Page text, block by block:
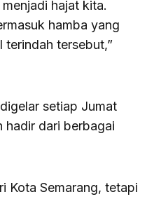
hajat kita.
hamba yang
terindah tersebut,”
setiap Jumat
hadir dari berbagai
Kota Semarang, tetapi